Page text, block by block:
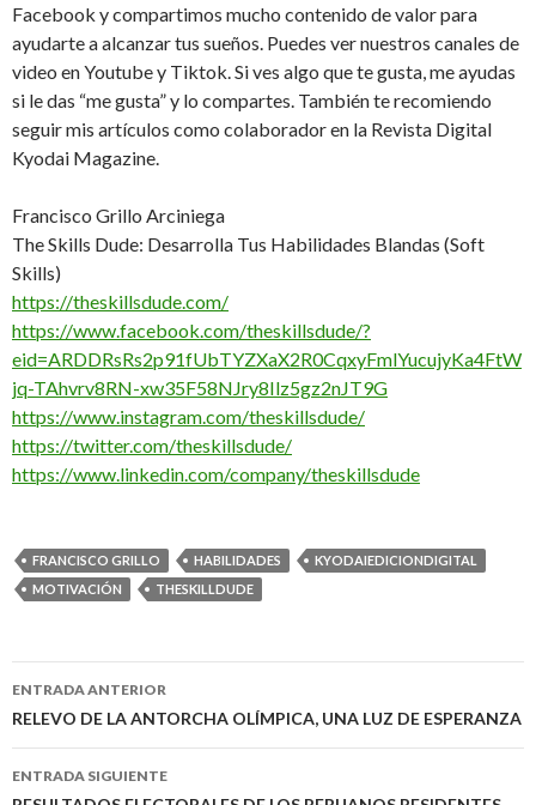
Facebook y compartimos mucho contenido de valor para
ayudarte a alcanzar tus sueños. Puedes ver nuestros canales de
video en Youtube y Tiktok. Si ves algo que te gusta, me ayudas
si le das “me gusta” y lo compartes. También te recomiendo
seguir mis artículos como colaborador en la Revista Digital
Kyodai Magazine.
Francisco Grillo Arciniega
The Skills Dude: Desarrolla Tus Habilidades Blandas (Soft
Skills)
https://theskillsdude.com/
https://www.facebook.com/theskillsdude/?
eid=ARDDRsRs2p91fUbTYZXaX2R0CqxyFmlYucujyKa4FtW
jq-TAhvrv8RN-xw35F58NJry8Ilz5gz2nJT9G
https://www.instagram.com/theskillsdude/
https://twitter.com/theskillsdude/
https://www.linkedin.com/company/theskillsdude
FRANCISCO GRILLO HABILIDADES
KYODAIEDICIONDIGITAL
MOTIVACIÓN
THESKILLDUDE
Navegación
de
entradas
ENTRADA ANTERIOR
RELEVO DE LA ANTORCHA OLÍMPICA, UNA LUZ DE ESPERANZA
ENTRADA SIGUIENTE